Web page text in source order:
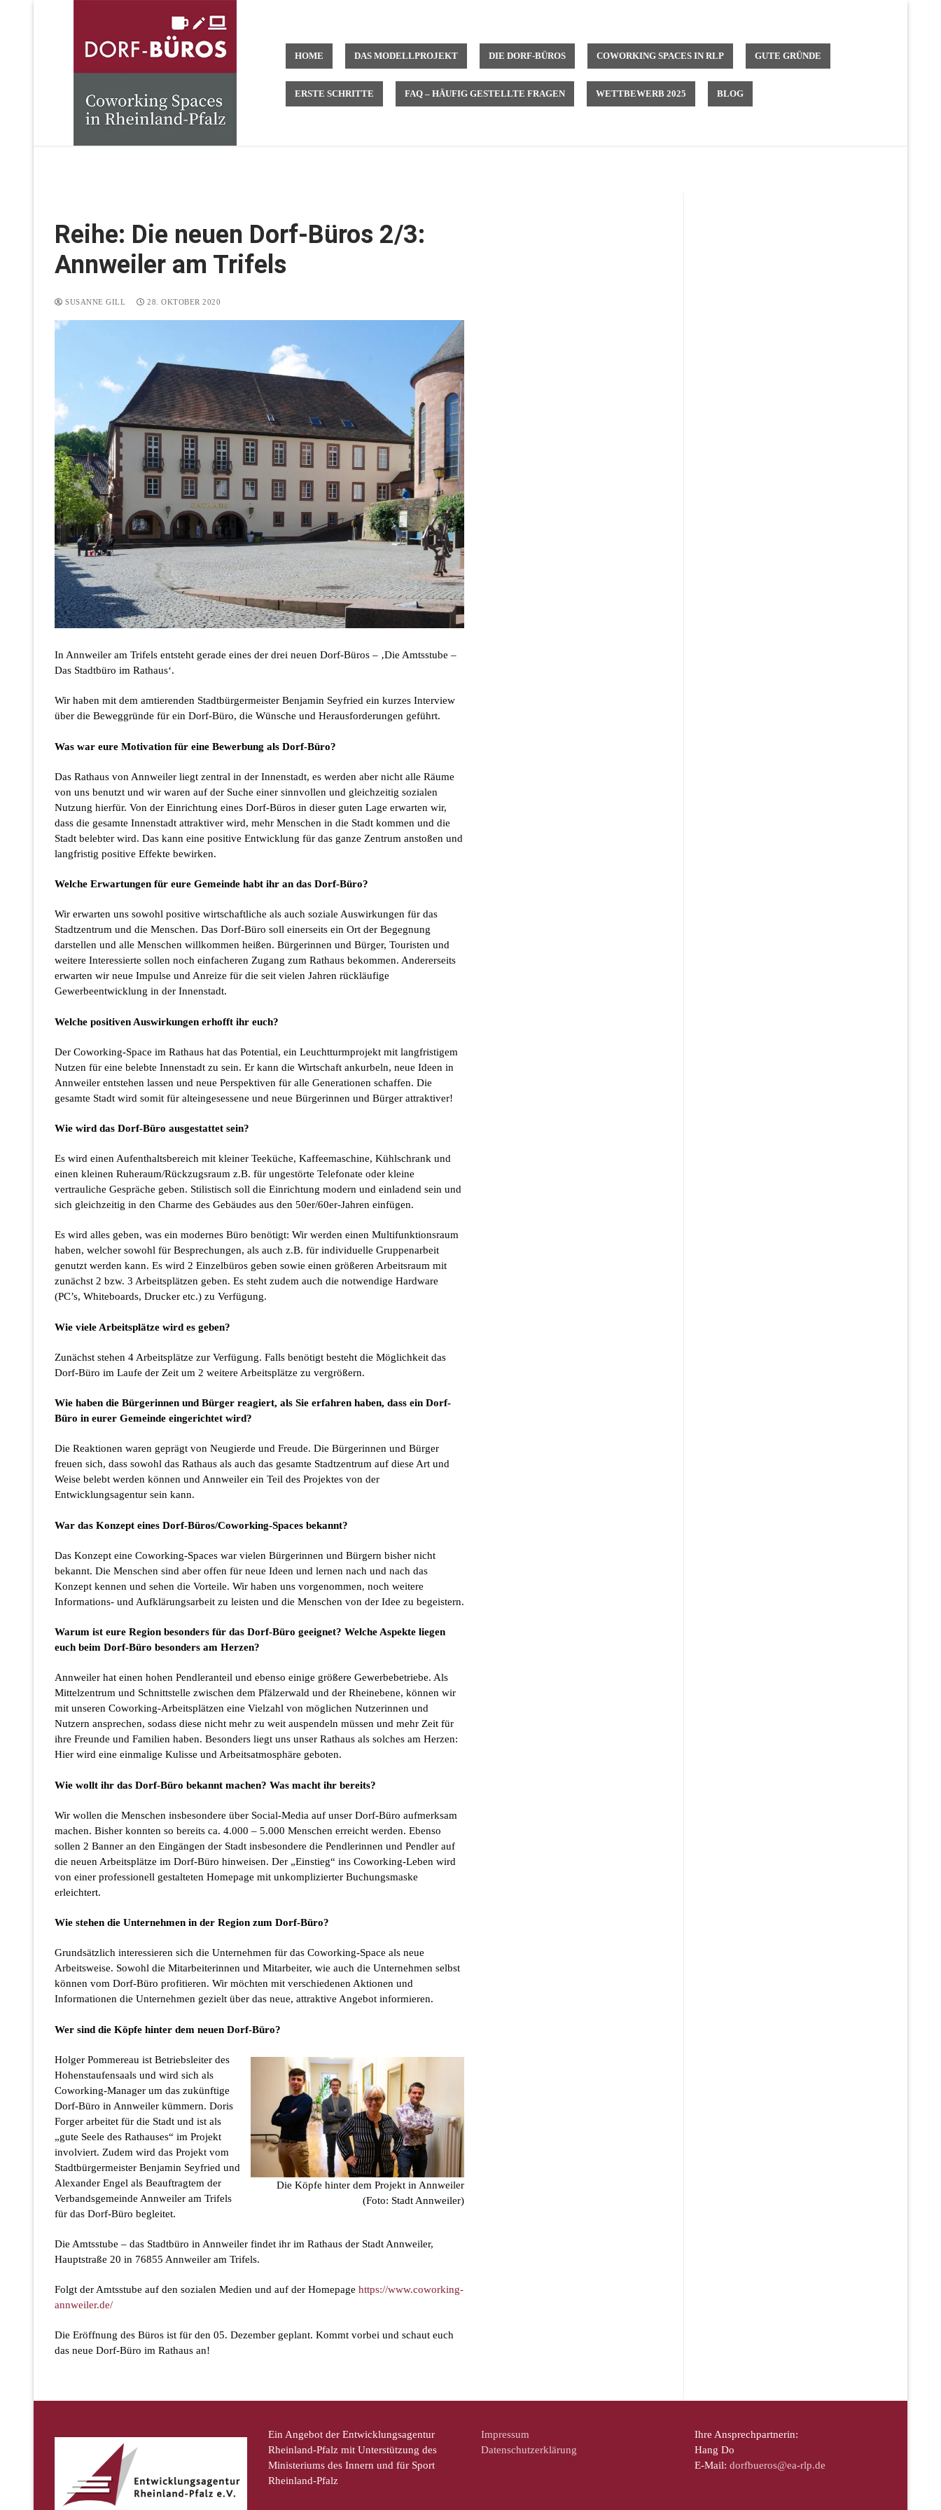
HOME DAS MODELLPROJEKT DIE DORF-BÜROS COWORKING SPACES IN RLP GUTE GRÜNDE
ERSTE SCHRITTE FAQ – HÄUFIG GESTELLTE FRAGEN WETTBEWERB 2025 BLOG
Reihe: Die neuen Dorf-Büros 2/3:
Annweiler am Trifels
SUSANNE GILL 28. OKTOBER 2020
In Annweiler am Trifels entsteht gerade eines der drei neuen Dorf-Büros – ‚Die Amtsstube –
Das Stadtbüro im Rathaus‘.
Wir haben mit dem amtierenden Stadtbürgermeister Benjamin Seyfried ein kurzes Interview
über die Beweggründe für ein Dorf-Büro, die Wünsche und Herausforderungen geführt.
Was war eure Motivation für eine Bewerbung als Dorf-Büro?
Das Rathaus von Annweiler liegt zentral in der Innenstadt, es werden aber nicht alle Räume
von uns benutzt und wir waren auf der Suche einer sinnvollen und gleichzeitig sozialen
Nutzung hierfür. Von der Einrichtung eines Dorf-Büros in dieser guten Lage erwarten wir,
dass die gesamte Innenstadt attraktiver wird, mehr Menschen in die Stadt kommen und die
Stadt belebter wird. Das kann eine positive Entwicklung für das ganze Zentrum anstoßen und
langfristig positive Effekte bewirken.
Welche Erwartungen für eure Gemeinde habt ihr an das Dorf-Büro?
Wir erwarten uns sowohl positive wirtschaftliche als auch soziale Auswirkungen für das
Stadtzentrum und die Menschen. Das Dorf-Büro soll einerseits ein Ort der Begegnung
darstellen und alle Menschen willkommen heißen. Bürgerinnen und Bürger, Touristen und
weitere Interessierte sollen noch einfacheren Zugang zum Rathaus bekommen. Andererseits
erwarten wir neue Impulse und Anreize für die seit vielen Jahren rückläufige
Gewerbeentwicklung in der Innenstadt.
Welche positiven Auswirkungen erhofft ihr euch?
Der Coworking-Space im Rathaus hat das Potential, ein Leuchtturmprojekt mit langfristigem
Nutzen für eine belebte Innenstadt zu sein. Er kann die Wirtschaft ankurbeln, neue Ideen in
Annweiler entstehen lassen und neue Perspektiven für alle Generationen schaffen. Die
gesamte Stadt wird somit für alteingesessene und neue Bürgerinnen und Bürger attraktiver!
Wie wird das Dorf-Büro ausgestattet sein?
Es wird einen Aufenthaltsbereich mit kleiner Teeküche, Kaffeemaschine, Kühlschrank und
einen kleinen Ruheraum/Rückzugsraum z.B. für ungestörte Telefonate oder kleine
vertrauliche Gespräche geben. Stilistisch soll die Einrichtung modern und einladend sein und
sich gleichzeitig in den Charme des Gebäudes aus den 50er/60er-Jahren einfügen.
Es wird alles geben, was ein modernes Büro benötigt: Wir werden einen Multifunktionsraum
haben, welcher sowohl für Besprechungen, als auch z.B. für individuelle Gruppenarbeit
genutzt werden kann. Es wird 2 Einzelbüros geben sowie einen größeren Arbeitsraum mit
zunächst 2 bzw. 3 Arbeitsplätzen geben. Es steht zudem auch die notwendige Hardware
(PC’s, Whiteboards, Drucker etc.) zu Verfügung.
Wie viele Arbeitsplätze wird es geben?
Zunächst stehen 4 Arbeitsplätze zur Verfügung. Falls benötigt besteht die Möglichkeit das
Dorf-Büro im Laufe der Zeit um 2 weitere Arbeitsplätze zu vergrößern.
Wie haben die Bürgerinnen und Bürger reagiert, als Sie erfahren haben, dass ein Dorf-
Büro in eurer Gemeinde eingerichtet wird?
Die Reaktionen waren geprägt von Neugierde und Freude. Die Bürgerinnen und Bürger
freuen sich, dass sowohl das Rathaus als auch das gesamte Stadtzentrum auf diese Art und
Weise belebt werden können und Annweiler ein Teil des Projektes von der
Entwicklungsagentur sein kann.
War das Konzept eines Dorf-Büros/Coworking-Spaces bekannt?
Das Konzept eine Coworking-Spaces war vielen Bürgerinnen und Bürgern bisher nicht
bekannt. Die Menschen sind aber offen für neue Ideen und lernen nach und nach das
Konzept kennen und sehen die Vorteile. Wir haben uns vorgenommen, noch weitere
Informations- und Aufklärungsarbeit zu leisten und die Menschen von der Idee zu begeistern.
Warum ist eure Region besonders für das Dorf-Büro geeignet? Welche Aspekte liegen
euch beim Dorf-Büro besonders am Herzen?
Annweiler hat einen hohen Pendleranteil und ebenso einige größere Gewerbebetriebe. Als
Mittelzentrum und Schnittstelle zwischen dem Pfälzerwald und der Rheinebene, können wir
mit unseren Coworking-Arbeitsplätzen eine Vielzahl von möglichen Nutzerinnen und
Nutzern ansprechen, sodass diese nicht mehr zu weit auspendeln müssen und mehr Zeit für
ihre Freunde und Familien haben. Besonders liegt uns unser Rathaus als solches am Herzen:
Hier wird eine einmalige Kulisse und Arbeitsatmosphäre geboten.
Wie wollt ihr das Dorf-Büro bekannt machen? Was macht ihr bereits?
Wir wollen die Menschen insbesondere über Social-Media auf unser Dorf-Büro aufmerksam
machen. Bisher konnten so bereits ca. 4.000 – 5.000 Menschen erreicht werden. Ebenso
sollen 2 Banner an den Eingängen der Stadt insbesondere die Pendlerinnen und Pendler auf
die neuen Arbeitsplätze im Dorf-Büro hinweisen. Der „Einstieg“ ins Coworking-Leben wird
von einer professionell gestalteten Homepage mit unkomplizierter Buchungsmaske
erleichtert.
Wie stehen die Unternehmen in der Region zum Dorf-Büro?
Grundsätzlich interessieren sich die Unternehmen für das Coworking-Space als neue
Arbeitsweise. Sowohl die Mitarbeiterinnen und Mitarbeiter, wie auch die Unternehmen selbst
können vom Dorf-Büro profitieren. Wir möchten mit verschiedenen Aktionen und
Informationen die Unternehmen gezielt über das neue, attraktive Angebot informieren.
Wer sind die Köpfe hinter dem neuen Dorf-Büro?
Die Köpfe hinter dem Projekt in Annweiler
(Foto: Stadt Annweiler)
Holger Pommereau ist Betriebsleiter des
Hohenstaufensaals und wird sich als
Coworking-Manager um das zukünftige
Dorf-Büro in Annweiler kümmern. Doris
Forger arbeitet für die Stadt und ist als
„gute Seele des Rathauses“ im Projekt
involviert. Zudem wird das Projekt vom
Stadtbürgermeister Benjamin Seyfried und
Alexander Engel als Beauftragtem der
Verbandsgemeinde Annweiler am Trifels
für das Dorf-Büro begleitet.
Die Amtsstube – das Stadtbüro in Annweiler findet ihr im Rathaus der Stadt Annweiler,
Hauptstraße 20 in 76855 Annweiler am Trifels.
Folgt der Amtsstube auf den sozialen Medien und auf der Homepage https://www.coworking-
annweiler.de/
Die Eröffnung des Büros ist für den 05. Dezember geplant. Kommt vorbei und schaut euch
das neue Dorf-Büro im Rathaus an!
Ein Angebot der Entwicklungsagentur
Rheinland-Pfalz mit Unterstützung des
Ministeriums des Innern und für Sport
Rheinland-Pfalz
Impressum
Datenschutzerklärung
Ihre Ansprechpartnerin:
Hang Do
E-Mail: dorfbueros@ea-rlp.de